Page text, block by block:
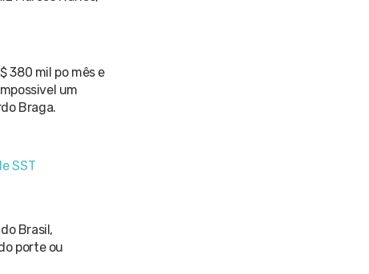
380 mil po mês e
um
Braga.
SST
Brasil,
porte ou